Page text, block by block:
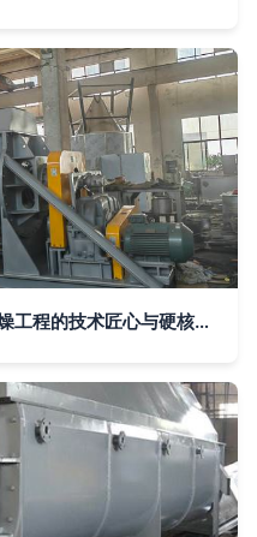
KJG空心桨叶式干燥机 皖苏干燥工程的技术匠心与硬核实力